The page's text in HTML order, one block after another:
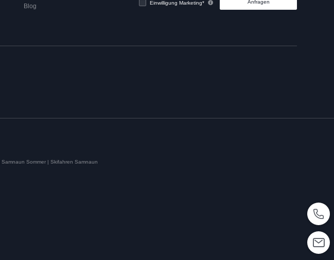
Blog
Einwilligung Marketing* Anfragen
Samnaun Sommer | Skifahren Samnaun